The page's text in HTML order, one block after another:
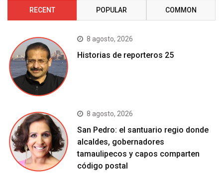
RECENT POPULAR COMMON
8 agosto, 2026
Historias de reporteros 25
8 agosto, 2026
San Pedro: el santuario regio donde
alcaldes, gobernadores
tamaulipecos y capos comparten
código postal